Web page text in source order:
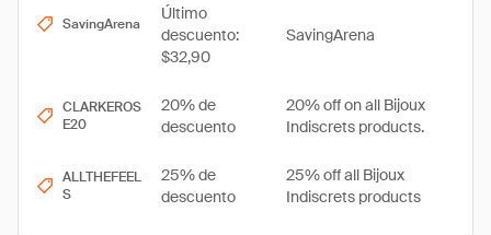
SavingArena
Último
descuento:
$32,90
SavingArena
CLARKEROS
E20
20% de
descuento
20% off on all Bijoux
Indiscrets products.
ALLTHEFEEL
S
25% de
descuento
25% off all Bijoux
Indiscrets products